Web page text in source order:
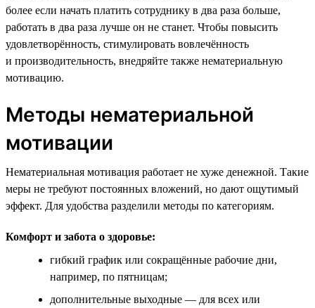
более если начать платить сотруднику в два раза больше,
работать в два раза лучше он не станет. Чтобы повысить
удовлетворённость, стимулировать вовлечённость
и производительность, внедряйте также нематериальную
мотивацию.
Методы нематериальной
мотивации
Нематериальная мотивация работает не хуже денежной. Такие
меры не требуют постоянных вложений, но дают ощутимый
эффект. Для удобства разделили методы по категориям.
Комфорт и забота о здоровье:
гибкий график или сокращённые рабочие дни,
например, по пятницам;
дополнительные выходные — для всех или